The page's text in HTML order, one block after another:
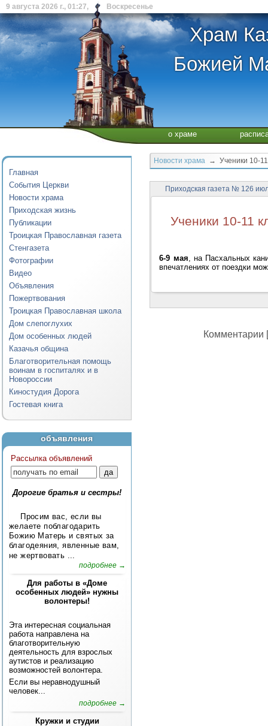
9 августа 2026 г., 01:27, Воскресенье
Храм
Божией
о храме
Главная
События Церкви
Новости храма
Приходская жизнь
Публикации
Троицкая Православная газета
Стенгазета
Фотографии
Видео
Объявления
Пожертвования
Троицкая Православная школа
Дом слепоглухих
Дом особенных людей
Казачья община
Благотворительная помощь
воинам в госпиталях и в
Новороссии
Киностудия Дорога
Гостевая книга
объявления
Рассылка объявлений
Дорогие братья и сестры!
Просим вас, если вы
желаете поблагодарить
Божию Матерь и святых за
благодеяния, явленные вам,
не жертвовать ...
подробнее →
Для работы в «Доме
особенных людей» нужны
волонтеры!
Эта интересная социальная
работа направлена на
благотворительную
деятельность для взрослых
аутистов и реализацию
возможностей волонтера.
Если вы неравнодушный
человек...
подробнее →
Кружки и студии
Новости храма → Ученики 10-11
Приходская газета № 126
Ученики 10-11
6-9 мая, на Пасхальных
впечатлениях от поездки
Комментарии